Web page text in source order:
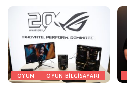
OYUN OYUN BILGISAYARI